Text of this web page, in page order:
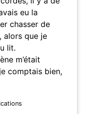
eu la
chasser de
alors que je
lit.
m’était
comptais bien,